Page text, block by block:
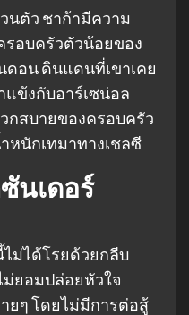
นตัว ชาก้ามีความ
รอบครัวตัวน้อยของ
อน ดินแดนที่เขาเคย
ข้งกับอาร์เซน่อล
กสบายของครอบครัว
หนักเทมาทางเชลซี
นเดอร์
ไม่ได้โรยด้วยกลีบ
ยอมปล่อยหัวใจ
ยๆ โดยไม่มีการต่อสู้